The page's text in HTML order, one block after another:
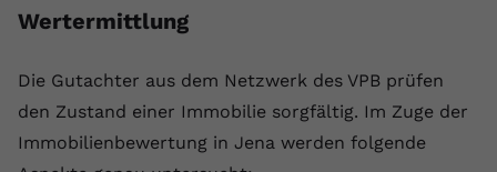
Wertermittlung
Die Gutachter aus dem Netzwerk des VPB prüfen
den Zustand einer Immobilie sorgfältig. Im Zuge der
Immobilienbewertung in Jena werden folgende
Zweck
speichern, der eingebettete YouTube-